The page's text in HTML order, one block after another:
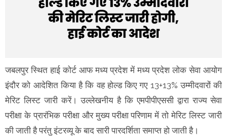
जबलपुर स्थित हाई कोर्ट आफ मध्य प्रदेश में मध्य प्रदेश लोक सेवा आयोग
इंदौर को आदेशित किया है कि वह होल्ड किए गए 13+13% उम्मीदवारों की
मेरिट लिस्ट जारी करें। उल्लेखनीय है कि एमपीपीएससी द्वारा राज्य सेवा
परीक्षा के प्रारंभिक परीक्षा और मुख्य परीक्षा परिणाम में तो मेरिट लिस्ट जारी
की जाती है परंतु इंटरव्यू के बाद सारी पारदर्शिता समाप्त हो जाती है।